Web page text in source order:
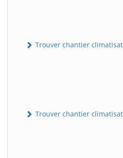
Trouver chantier
Trouver chantier